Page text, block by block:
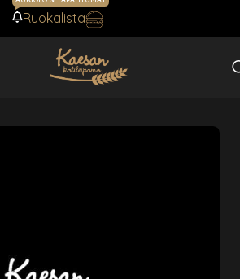
AJANKOHTAISTA
Ruokalista